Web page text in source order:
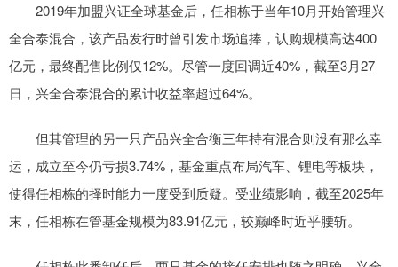
2019年加盟兴证全球基金后，任相栋于当年10月开始管理兴
全合泰混合，该产品发行时曾引发市场追捧，认购规模高达400
亿元，最终配售比例仅12%。尽管一度回调近40%，截至3月27
日，兴全合泰混合的累计收益率超过64%。
但其管理的另一只产品兴全合衡三年持有混合则没有那么幸
运，成立至今仍亏损3.74%，基金重点布局汽车、锂电等板块，
使得任相栋的择时能力一度受到质疑。受业绩影响，截至2025年
末，任相栋在管基金规模为83.91亿元，较巅峰时近乎腰斩。